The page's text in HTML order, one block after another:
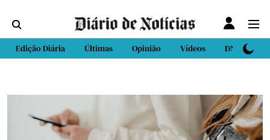
Edição Diária Últimas Opinião Vídeos DN Sport